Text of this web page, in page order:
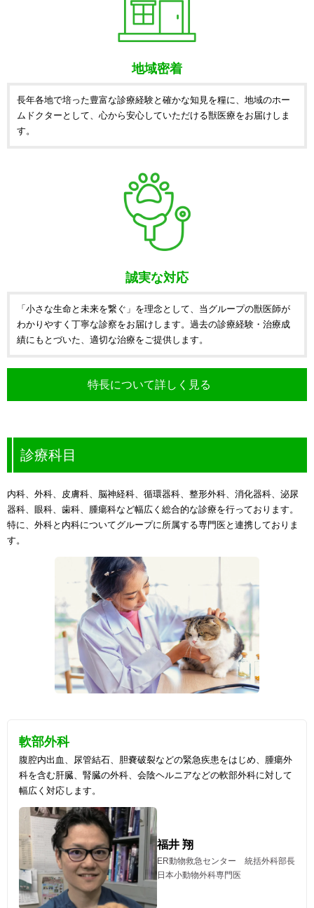
地域密着
長年各地で培った豊富な診療経験と確かな知見を糧に、地域のホー
ムドクターとして、心から安心していただける獣医療をお届けしま
す。
誠実な対応
「小さな生命と未来を繋ぐ」を理念として、当グループの獣医師が
わかりやすく丁寧な診察をお届けします。過去の診療経験・治療成
績にもとづいた、適切な治療をご提供します。
特長について詳しく見る
診療科目
内科、外科、皮膚科、脳神経科、循環器科、整形外科、消化器科、泌尿
器科、眼科、歯科、腫瘍科など幅広く総合的な診療を行っております。
特に、外科と内科についてグループに所属する専門医と連携しておりま
す。
軟部外科
腹腔内出血、尿管結石、胆嚢破裂などの緊急疾患をはじめ、腫瘍外
科を含む肝臓、腎臓の外科、会陰ヘルニアなどの軟部外科に対して
幅広く対応します。
福井 翔
ER動物救急センター 統括外科部長
日本小動物外科専門医